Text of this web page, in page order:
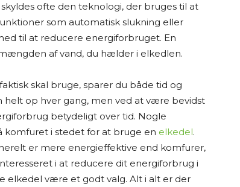
hjemmesider. På den baggrund
og giver mine personlige
at alle oplysninger altid er fuldstændigt
indeholder links til forhandlere. Hvis du
jeg provision. Det koster dig ikke ekstra
og skrive indholdet.
ofte den teknologi, der bruges til at
som automatisk slukning eller
til at reducere energiforbruget. En
af vand, du hælder i elkedlen.
skal bruge, sparer du både tid og
helt op hver gang, men ved at være bevidst
betydeligt over tid. Nogle
i stedet for at bruge en elkedel.
er mere energieffektive end komfurer,
i at reducere dit energiforbrug i
elkedel være et godt valg. Alt i alt er der